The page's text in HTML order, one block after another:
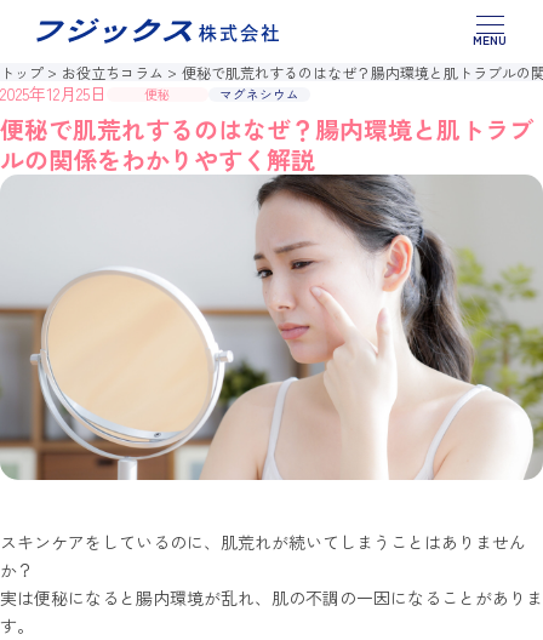
このページの本文へ移動
製品情報
お役立ちコラム
お問い合わせ
トップ お役立ちコラム 便秘で肌荒れするのはなぜ？腸内環境と肌トラブルの
2025年12月25日 便秘 マグネシウム
便秘で肌荒れするのはなぜ？腸内環境と肌トラブ
ルの関係をわかりやすく解説
スキンケアをしているのに、肌荒れが続いてしまうことはありません
か？
実は便秘になると腸内環境が乱れ、肌の不調の一因になることがありま
す。